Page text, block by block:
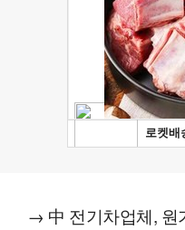
→ 中 전기차업체, 원